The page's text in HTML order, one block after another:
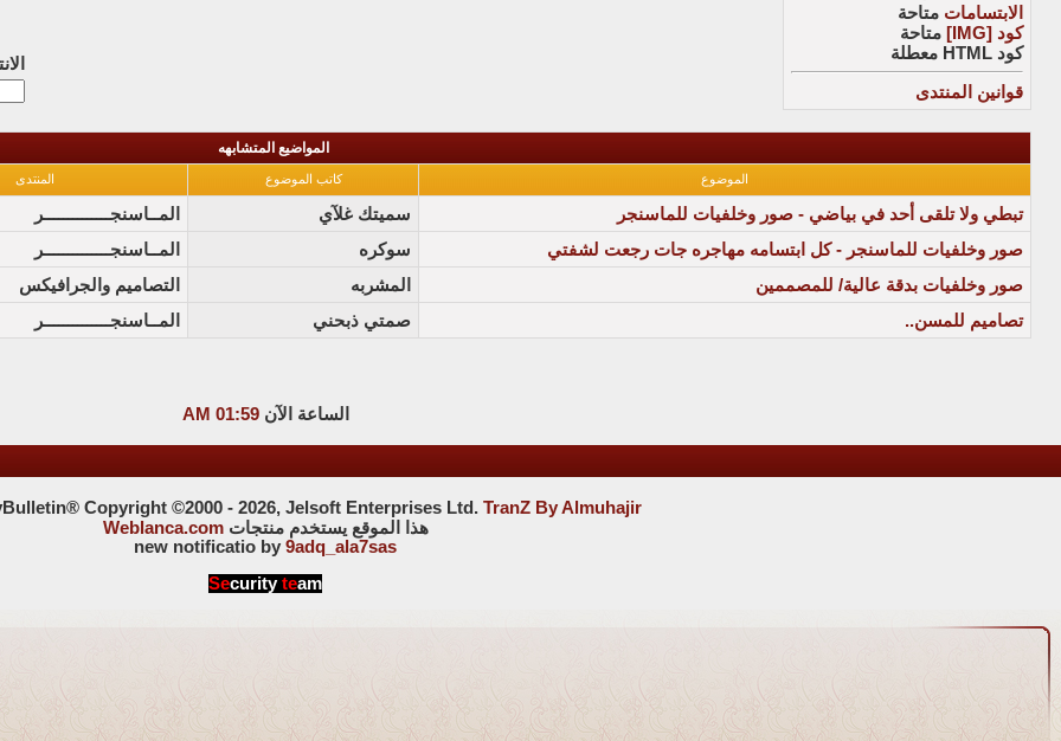
الابتسامات متاحة
كود [IMG]
متاحة
كود HTML
معطلة
قوانين المنتدى
المواضيع المتشابهه
الموضوع كاتب الموضوع المنتدى
تبطي ولا تلقى أحد في بياضي - صور وخلفيات للماسنجر سميتك غلآي
المــاسنجــــــــــــــر
صور وخلفيات للماسنجر - كل ابتسامه مهاجره جات رجعت لشفتي
سوكره
المــاسنجــــــــــــــر
صور وخلفيات بدقة عالية/ للمصممين
المشربه
التصاميم والجرافيكس
تصاميم للمسن..
صمتي ذبحني المــاسنجــــــــــــــر
الساعة الآن01:59 AM
Copyright ©2000 - 2026, Jelsoft Enterprises Ltd. TranZ By Almuhajir
هذا الموقع يستخدم منتجاتWeblanca.com
new notificatio by 9adq_ala7sas
Security team